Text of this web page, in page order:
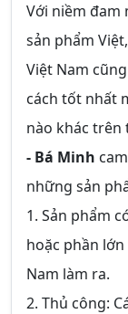
Với niềm đam
sản phẩm
Việt Nam
cách tốt nhất
nào khác trên
- Bá Minh
những sản
1. Sản phẩm
hoặc phần
Nam làm ra.
2. Thủ công: